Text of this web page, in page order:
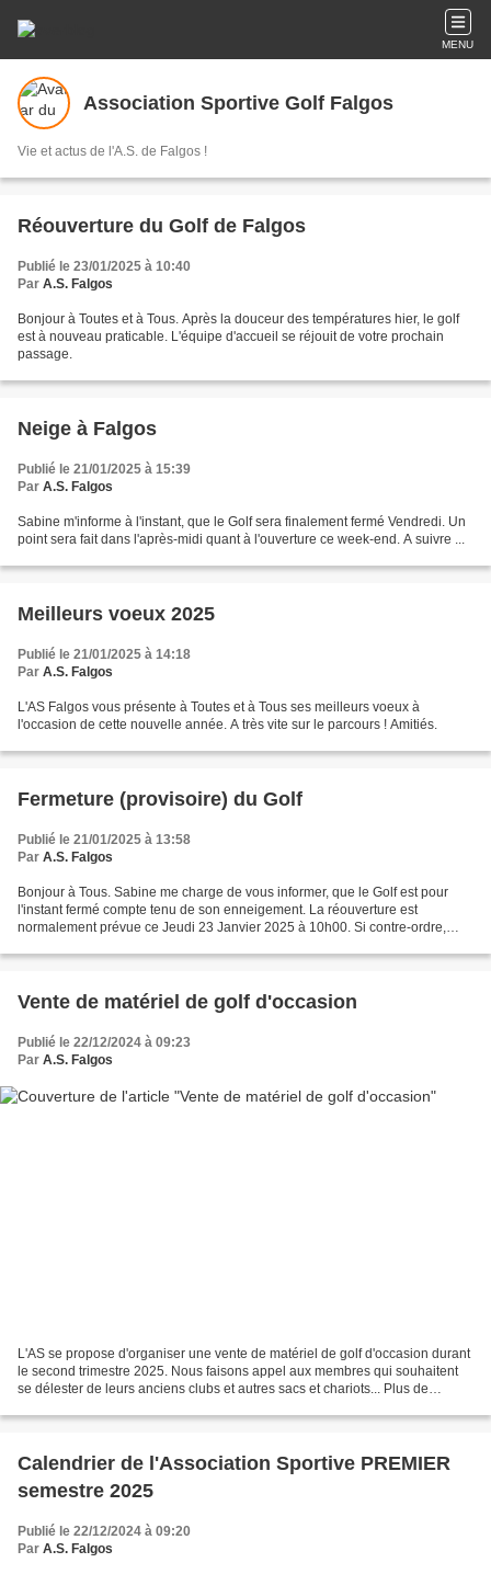
MENU
Association Sportive Golf Falgos
Vie et actus de l'A.S. de Falgos !
Réouverture du Golf de Falgos
Publié le 23/01/2025 à 10:40
Par A.S. Falgos
Bonjour à Toutes et à Tous. Après la douceur des températures hier, le golf
est à nouveau praticable. L'équipe d'accueil se réjouit de votre prochain
passage.
Neige à Falgos
Publié le 21/01/2025 à 15:39
Par A.S. Falgos
Sabine m'informe à l'instant, que le Golf sera finalement fermé Vendredi. Un
point sera fait dans l'après-midi quant à l'ouverture ce week-end. A suivre ...
Meilleurs voeux 2025
Publié le 21/01/2025 à 14:18
Par A.S. Falgos
L'AS Falgos vous présente à Toutes et à Tous ses meilleurs voeux à
l'occasion de cette nouvelle année. A très vite sur le parcours ! Amitiés.
Fermeture (provisoire) du Golf
Publié le 21/01/2025 à 13:58
Par A.S. Falgos
Bonjour à Tous. Sabine me charge de vous informer, que le Golf est pour
l'instant fermé compte tenu de son enneigement. La réouverture est
normalement prévue ce Jeudi 23 Janvier 2025 à 10h00. Si contre-ordre,
Vente de matériel de golf d'occasion
Publié le 22/12/2024 à 09:23
Par A.S. Falgos
L'AS se propose d'organiser une vente de matériel de golf d'occasion durant
le second trimestre 2025. Nous faisons appel aux membres qui souhaitent
se délester de leurs anciens clubs et autres sacs et chariots... Plus de
Calendrier de l'Association Sportive PREMIER
semestre 2025
Publié le 22/12/2024 à 09:20
Par A.S. Falgos